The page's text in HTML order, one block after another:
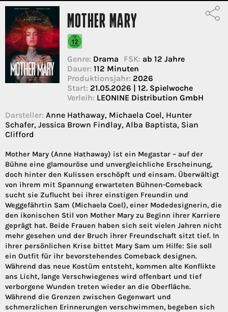
MOTHER MARY
Genre: Drama FSK: ab 12 Jahre
Dauer: 112 Minuten
Produktionsjahr: 2026
Start: 21.05.2026 | 12. Spielwoche
Verleih: LEONINE Distribution GmbH
Darsteller: Anne Hathaway, Michaela Coel, Hunter
Schafer, Jessica Brown Findlay, Alba Baptista, Sian
Clifford
Mother Mary (Anne Hathaway) ist ein Megastar – auf der
Bühne eine glamouröse und unvergleichliche Erscheinung,
doch hinter den Kulissen erschöpft und einsam. Überwältigt
von ihrem mit Spannung erwarteten Bühnen-Comeback
sucht sie Zuflucht bei ihrer einstigen Freundin und
Weggefährtin Sam (Michaela Coel), einer Modedesignerin, die
den ikonischen Stil von Mother Mary zu Beginn ihrer Karriere
geprägt hat. Beide Frauen haben sich seit vielen Jahren nicht
mehr gesehen und der Bruch ihrer Freundschaft sitzt tief. In
ihrer persönlichen Krise bittet Mary Sam um Hilfe: Sie soll
ein Outfit für ihr bevorstehendes Comeback designen.
Während das neue Kostüm entsteht, kommen alte Konflikte
ans Licht, lange Verschwiegenes wird offenbart und tief
verborgene Wunden treten wieder an die Oberfläche.
Während die Grenzen zwischen Gegenwart und
schmerzlichen Erinnerungen verschwimmen, begeben sich